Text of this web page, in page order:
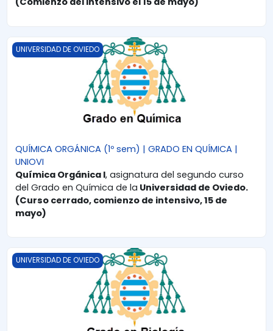
QUÍMICA ORGÁNICA (1º sem) | GRADO EN QUÍMICA | UNIOVI
UNIVERSIDAD DE OVIEDO
QUÍMICA ORGÁNICA (1º sem) | GRADO EN QUÍMICA |
UNIOVI
Química Orgánica I, asignatura del segundo curso
del Grado en Química de la Universidad de Oviedo.
(Curso cerrado, comienzo de intensivo, 15 de
mayo)
QUÍMICA | GRADO EN BIOLOGÍA | UNIOVI
UNIVERSIDAD DE OVIEDO